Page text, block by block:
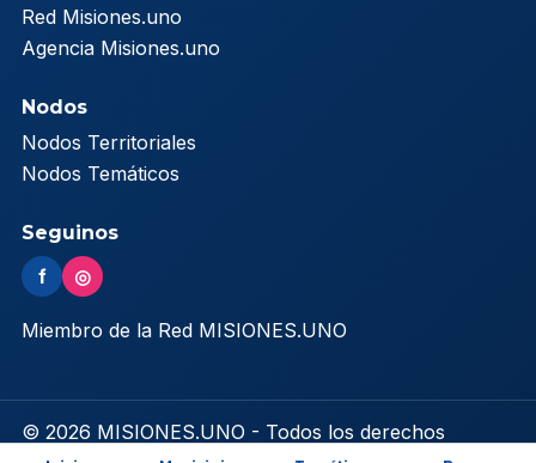
Red Misiones.uno
Agencia Misiones.uno
Nodos
Nodos Territoriales
Nodos Temáticos
Seguinos
f ◎
Miembro de la Red MISIONES.UNO
© 2026 MISIONES.UNO - Todos los derechos
reservados